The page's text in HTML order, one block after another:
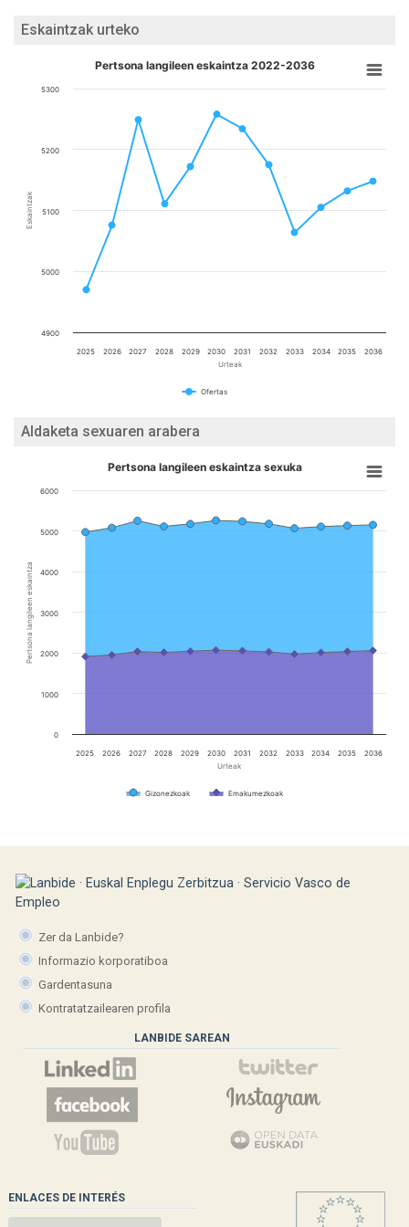
Eskaintzak urteko
Urteak
Eskaintzak
Pertsona langileen eskaintza 2022-2036
Ofertas
2025 2026 2027 2028 2029 2030 2031 2032 2033 2034 2035 2036
4900
5000
5100
5200
5300
Aldaketa sexuaren arabera
Urteak
Pertsona langileen eskaintza
Pertsona langileen eskaintza sexuka
Gizonezkoak Emakumezkoak
2025 2026 2027 2028 2029 2030 2031 2032 2033 2034 2035 2036
0
1000
2000
3000
4000
5000
6000
Zer da Lanbide?
Informazio korporatiboa
Gardentasuna
Kontratatzailearen profila
LANBIDE SAREAN
ENLACES DE INTERÉS